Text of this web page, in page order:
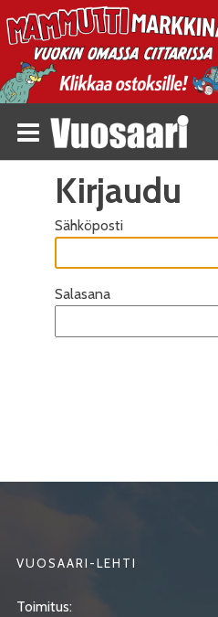
Kirjaudu
Sähköposti
Salasana
VUOSAARI-LEHTI
Toimitus: